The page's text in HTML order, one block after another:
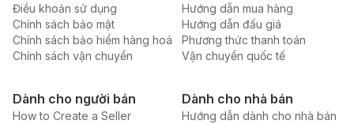
Điều khoản sử dụng
Chính sách bảo mật
Chính sách bảo hiểm hàng hoá
Chính sách vận chuyển
Hướng dẫn mua hàng
Hướng dẫn đấu giá
Phương thức thanh toán
Vận chuyển quốc tế
Dành cho người bán
How to Create a Seller
Dành cho nhà bán
Hướng dẫn dành cho nhà bán